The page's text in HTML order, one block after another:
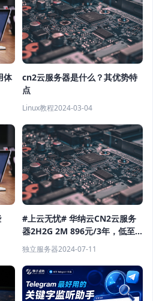
体
cn2云服务器是什么？其优势特
点
Linux教程2024-03-04
#上云无忧# 华纳云CN2云服务
器2H2G 2M 896元/3年，低至
24元/月，续费同价
独立服务器2024-07-11